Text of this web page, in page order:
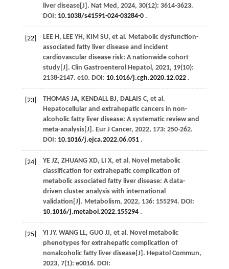
liver disease[J]. Nat Med , 2024, 30(12): 3614-3623.
DOI: 10.1038/s41591-024-03284-0.
[22] LEE H, LEE YH, KIM SU, et al . Metabolic dysfunction-
associated fatty liver disease and incident
cardiovascular disease risk: A nationwide cohort
study[J]. Clin Gastroenterol Hepatol , 2021, 19(10):
2138-2147. e10. DOI: 10.1016/j.cgh.2020.12.022.
[23] THOMAS JA, KENDALL BJ, DALAIS C, et al .
Hepatocellular and extrahepatic cancers in non-
alcoholic fatty liver disease: A systematic review and
meta-analysis[J]. Eur J Cancer, 2022, 173: 250-262.
DOI: 10.1016/j.ejca.2022.06.051.
[24] YE JZ, ZHUANG XD, LI X, et al . Novel metabolic
classification for extrahepatic complication of
metabolic associated fatty liver disease: A data-
driven cluster analysis with international
validation[J]. Metabolism, 2022, 136: 155294. DOI:
10.1016/j.metabol.2022.155294.
[25] YI JY, WANG LL, GUO JJ, et al . Novel metabolic
phenotypes for extrahepatic complication of
nonalcoholic fatty liver disease[J]. Hepatol Commun,
2023, 7(1): e0016. DOI: